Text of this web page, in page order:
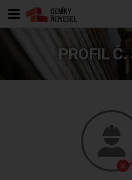
PROFIL